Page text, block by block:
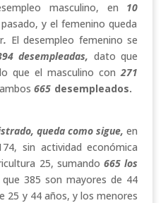
masculino, en 10
y el femenino queda
. El desempleo femenino se
desempleadas, dato que
que el masculino con 271
665 desempleados.
queda como sigue, en
sin actividad económica
25, sumando665 los
385 son mayores de 44
25 y 44 años, y los menores